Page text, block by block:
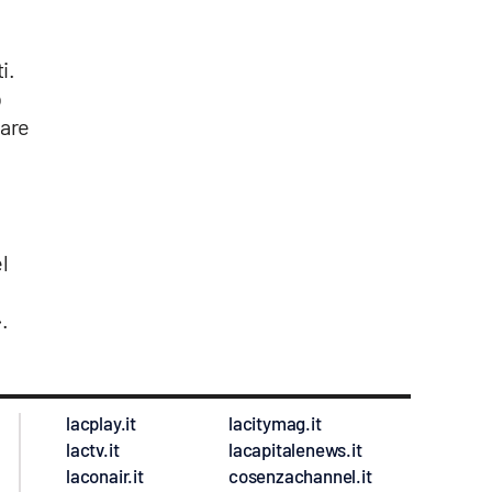
lacplay.it
lactv.it
laconair.it
lacitymag.it
lacapitalenews.it
cosenzachannel.it